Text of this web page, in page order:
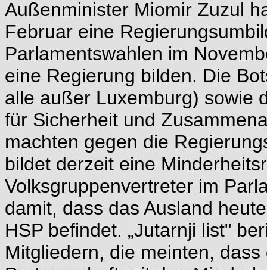
Außenminister Miomir Zuzul
Februar eine
Parlamentswahlen im
eine Regierung bilden. Die
alle außer Luxemburg) sowie
für Sicherheit und
machten gegen die
bildet derzeit eine
Volksgruppenvertreter im
damit, dass das Ausland
HSP befindet. „Jutarnji list"
Mitgliedern, die meinten,